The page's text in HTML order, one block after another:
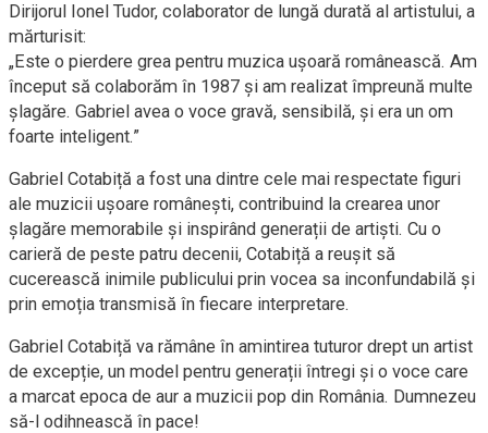
Dirijorul Ionel Tudor, colaborator de lungă durată al artistului, a
mărturisit:
„Este o pierdere grea pentru muzica ușoară românească. Am
început să colaborăm în 1987 și am realizat împreună multe
șlagăre. Gabriel avea o voce gravă, sensibilă, și era un om
foarte inteligent.”
Gabriel Cotabiță a fost una dintre cele mai respectate figuri
ale muzicii ușoare românești, contribuind la crearea unor
șlagăre memorabile și inspirând generații de artiști. Cu o
carieră de peste patru decenii, Cotabiță a reușit să
cucerească inimile publicului prin vocea sa inconfundabilă și
prin emoția transmisă în fiecare interpretare.
Gabriel Cotabiță va rămâne în amintirea tuturor drept un artist
de excepție, un model pentru generații întregi și o voce care
a marcat epoca de aur a muzicii pop din România. Dumnezeu
să-l odihnească în pace!